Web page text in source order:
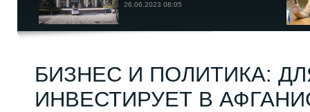
26.06.2023 08:05
БИЗНЕС И ПОЛИТИКА:
ИНВЕСТИРУЕТ В